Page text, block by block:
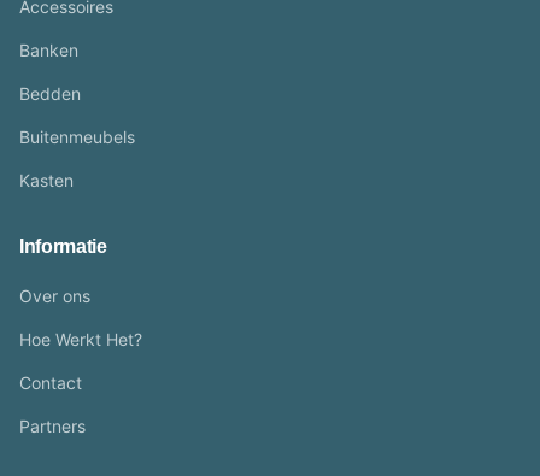
Accessoires
Banken
Bedden
Buitenmeubels
Kasten
Informatie
Over ons
Hoe Werkt Het?
Contact
Partners